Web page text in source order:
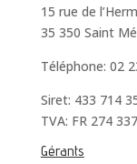
15 rue de
35 350 Saint
Téléphone: 02
Siret: 433 714
TVA: FR 274
Gérants